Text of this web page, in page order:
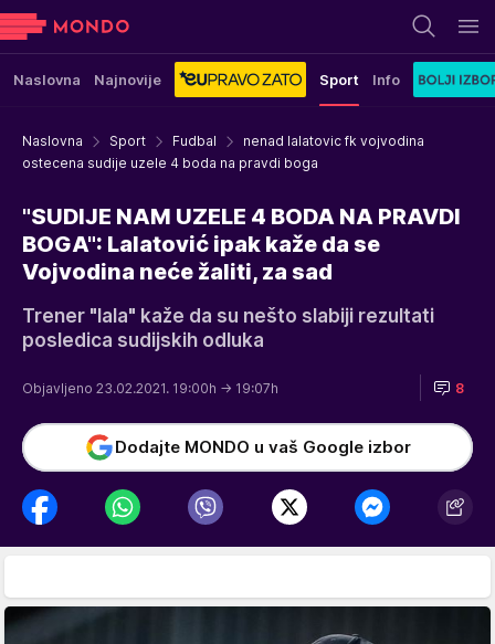
Naslovna Najnovije Sport Info
Naslovna Sport Fudbal
nenad lalatovic fk vojvodina
ostecena sudije uzele 4 boda na pravdi boga
"SUDIJE NAM UZELE 4 BODA NA PRAVDI
BOGA": Lalatović ipak kaže da se
Vojvodina neće žaliti, za sad
Trener "lala" kaže da su nešto slabiji rezultati
posledica sudijskih odluka
Objavljeno 23.02.2021. 19:00h → 19:07h 8
Dodajte MONDO u vaš Google izbor